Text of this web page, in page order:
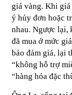
giá vàng. Khi
ý hủy đơn hoặc
nhau. Ngược lại,
đã mua ở mức
bảo đảm giá, lại
“không hỗ trợ
“hàng hóa đặc